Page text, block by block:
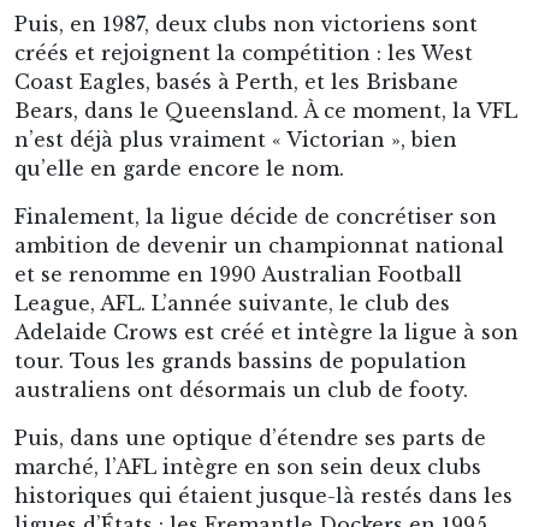
Le nombre de clubs composant l’AFL sera donc
de 19 à partir de l’arrivée de la Tasmanie :
10 pour l’État du Victoria, Melbourne et sa banlieue ;
2 pour la Nouvelle-Galles du Sud, autour de Sydney ;
2 pour le Western Australia, autour de Perth ;
2 pour le South Australia, autour d’Adelaide ;
2 pour le Queensland, avec Brisbane et Gold Coast ;
1 pour la Tasmanie.
Bien qu’aucune annonce n’ait encore été faite,
le projet d’arriver à 20 équipes est un secret de
polichinelle au sein de l’AFL. La question porte
donc sur la localisation en fonction des parts de
marché disponibles et de la rentabilité
potentielle : est-ce possible de fonder un
nouveau club à Darwin, dans les Territoires du
Nord, seule région du pays à ne pas avoir de
club ? À Canberra, la capitale fédérale ? À Sydney